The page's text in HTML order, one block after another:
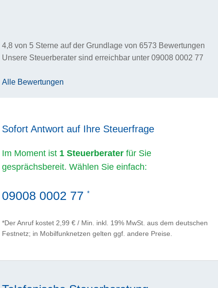
4,8 von 5 Sterne auf der Grundlage von 6573 Bewertungen
Unsere Steuerberater sind erreichbar unter 09008 0002 77
Alle Bewertungen
Sofort Antwort auf Ihre Steuerfrage
Im Moment ist 1 Steuerberater für Sie
gesprächsbereit. Wählen Sie einfach:
09008 0002 77 *
*Der Anruf kostet 2,99 € / Min. inkl. 19% MwSt. aus dem deutschen
Festnetz; in Mobilfunknetzen gelten ggf. andere Preise.